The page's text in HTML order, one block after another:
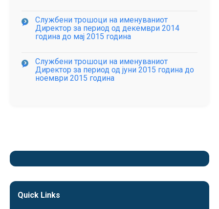
Службени трошоци на именуваниот
Директор за период од декември 2014
година до мај 2015 година
Службени трошоци на именуваниот
Директор за период од јуни 2015 година до
ноември 2015 година
Quick Links